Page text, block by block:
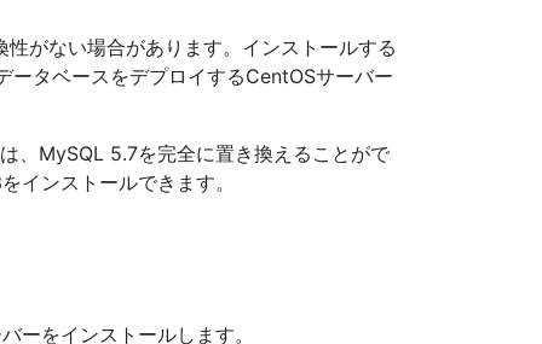
がない場合があります。インストールする
ータベースをデプロイするCentOSサーバー
MySQL 5.7を完全に置き換えることがで
インストールできます。
ーをインストールします。